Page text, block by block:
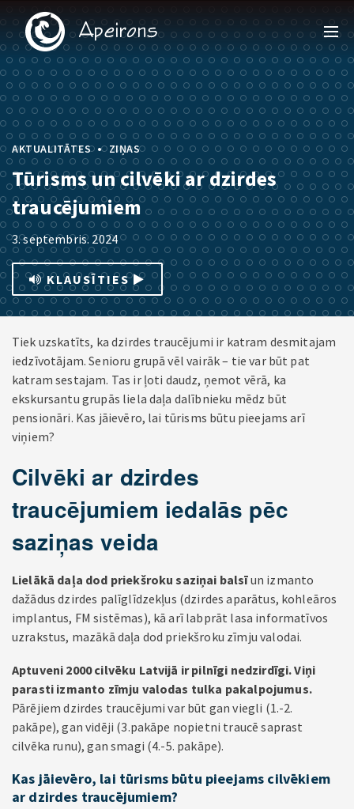
AKTUALITĀTES • ZIŅAS
Tūrisms un cilvēki ar dzirdes
traucējumiem
3. septembris. 2024
KLAUSĪTIES
Tiek uzskatīts, ka dzirdes traucējumi ir katram desmitajam
iedzīvotājam. Senioru grupā vēl vairāk – tie var būt pat
katram sestajam. Tas ir ļoti daudz, ņemot vērā, ka
ekskursantu grupās liela daļa dalībnieku mēdz būt
pensionāri. Kas jāievēro, lai tūrisms būtu pieejams arī
viņiem?
Cilvēki ar dzirdes
traucējumiem iedalās pēc
saziņas veida
Lielākā daļa dod priekšroku saziņai balsīun izmanto
dažādus dzirdes palīglīdzekļus (dzirdes aparātus, kohleāros
implantus, FM sistēmas), kā arī labprāt lasa informatīvos
uzrakstus, mazākā daļa dod priekšroku zīmju valodai.
Aptuveni 2000 cilvēku Latvijā ir pilnīgi nedzirdīgi. Viņi
parasti izmanto zīmju valodas tulka pakalpojumus.
Pārējiem dzirdes traucējumi var būt gan viegli (1.-2.
pakāpe), gan vidēji (3.pakāpe nopietni traucē saprast
cilvēka runu), gan smagi (4.-5. pakāpe).
Kas jāievēro, lai tūrisms būtu pieejams cilvēkiem
ar dzirdes traucējumiem?